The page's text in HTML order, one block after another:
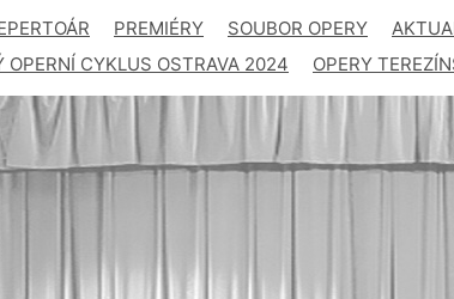
PREMIÉRY SOUBOR OPERY
OPERNÍ CYKLUS OSTRAVA 2024
OPERY